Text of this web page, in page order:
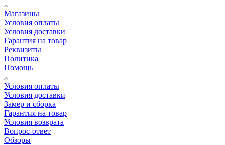
Магазины
Условия оплаты
Условия доставки
Гарантия на товар
Реквизиты
Политика
Помощь
Условия оплаты
Условия доставки
Замер и сборка
Гарантия на товар
Условия возврата
Вопрос-ответ
Обзоры